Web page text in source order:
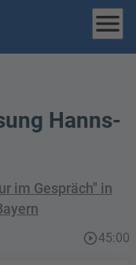
menu
Hanns-
im Gespräch" in
play_circle_outline45:00